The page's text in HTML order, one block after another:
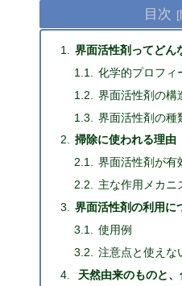
目次
界面活性剤ってどん
化学的プロフィ
界面活性剤の構
界面活性剤の種
掃除に使われる理由
界面活性剤が有
主な作用メカニ
界面活性剤の利用に
使用例
注意点と使えな
天然由来のものと